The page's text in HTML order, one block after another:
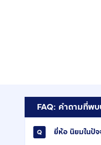
FAQ: คำถามที่พ
ยี่ห้อ นิยมในปัจ